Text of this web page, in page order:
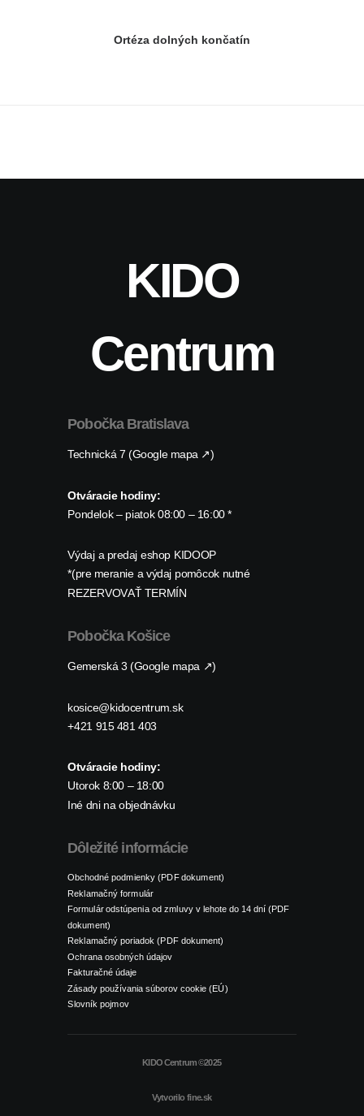
Ortéza dolných končatín
KIDO
Centrum
Pobočka Bratislava
Technická 7 (Google mapa ↗)
Otváracie hodiny:
Pondelok – piatok 08:00 – 16:00 *
Výdaj a predaj eshop KIDOOP
*(pre meranie a výdaj pomôcok nutné
REZERVOVAŤ TERMÍN
Pobočka Košice
Gemerská 3 (Google mapa ↗)
kosice@kidocentrum.sk
+421 915 481 403
Otváracie hodiny:
Utorok 8:00 – 18:00
Iné dni na objednávku
Dôležité informácie
Obchodné podmienky (PDF dokument)
Reklamačný formulár
Formulár odstúpenia od zmluvy v lehote do 14 dní (PDF
dokument)
Reklamačný poriadok (PDF dokument)
Ochrana osobných údajov
Fakturačné údaje
Zásady používania súborov cookie (EÚ)
Slovník pojmov
KIDO Centrum ©2025
Vytvorilo fine.sk